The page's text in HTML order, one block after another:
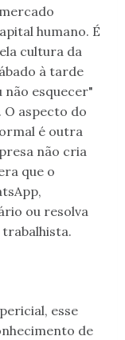
humano. É
cultura da
à tarde
não esquecer"
O aspecto do
é outra
não cria
que o
ou resolva
esse
de